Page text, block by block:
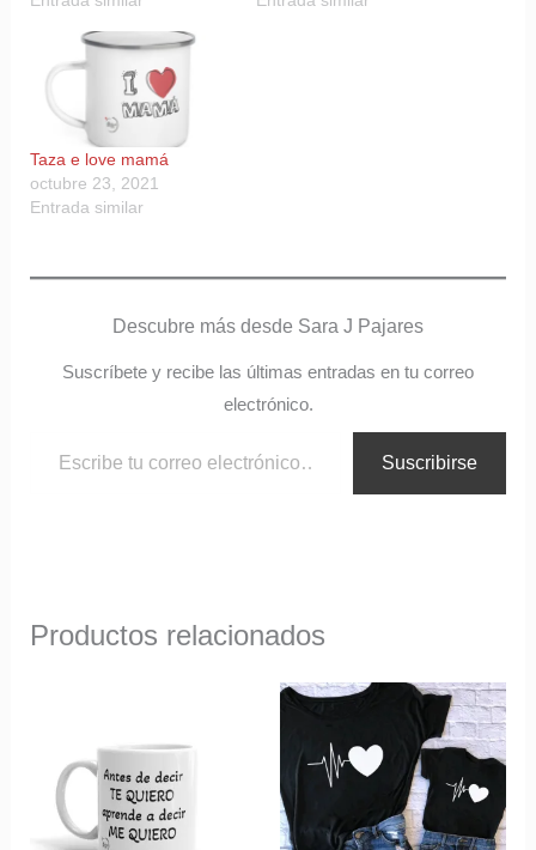
Taza e love mamá
octubre 23, 2021
Entrada similar
Descubre más desde Sara J Pajares
Suscríbete y recibe las últimas entradas en tu correo
electrónico.
Suscribirse
Productos relacionados
Rango
de
precios:
desde
7,65 €
hasta
9,65 €
Este
tiene